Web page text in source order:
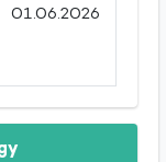
01.06.2026